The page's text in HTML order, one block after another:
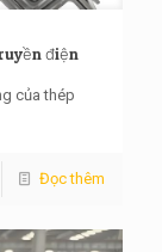
điện
của thép
Đọc thêm